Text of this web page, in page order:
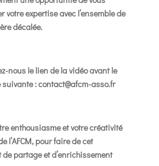
votre expertise avec l’ensemble de
décalée.
nous le lien de la vidéo avant le
suivante : contact@afcm-asso.fr
enthousiasme et votre créativité
l’AFCM, pour faire de cet
partage et d’enrichissement